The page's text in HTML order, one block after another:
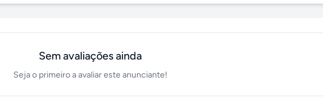
Sem avaliações ainda
Seja o primeiro a avaliar este anunciante!